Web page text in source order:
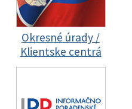
Okresné úrady /
Klientske centrá